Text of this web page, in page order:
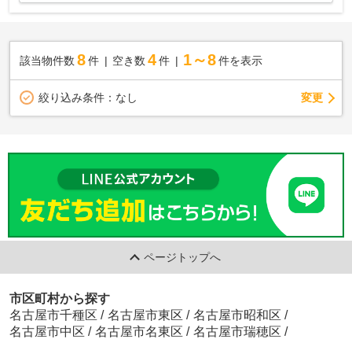
該当物件数 8件 空き数 4 件 1～8 件を表示
絞り込み条件： なし 変更
ページトップへ
市区町村から探す
名古屋市千種区 / 名古屋市東区 / 名古屋市昭和区 /
名古屋市中区 / 名古屋市名東区 / 名古屋市瑞穂区 /